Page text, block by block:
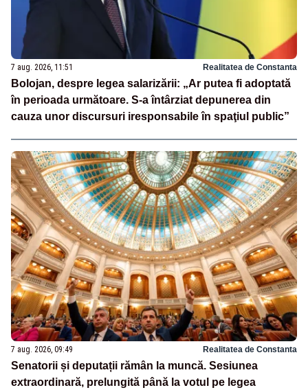
7 aug. 2026, 11:51 Realitatea de Constanta
Bolojan, despre legea salarizării: „Ar putea fi adoptată
în perioada următoare. S-a întârziat depunerea din
cauza unor discursuri iresponsabile în spaţiul public”
7 aug. 2026, 09:49 Realitatea de Constanta
Senatorii și deputații rămân la muncă. Sesiunea
extraordinară, prelungită până la votul pe legea